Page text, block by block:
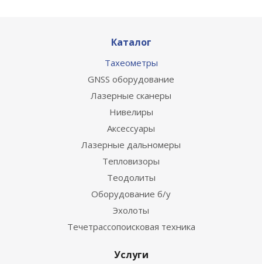
Каталог
Тахеометры
GNSS оборудование
Лазерные сканеры
Нивелиры
Аксессуары
Лазерные дальномеры
Тепловизоры
Теодолиты
Оборудование б/у
Эхолоты
Течетрассопоисковая техника
Услуги